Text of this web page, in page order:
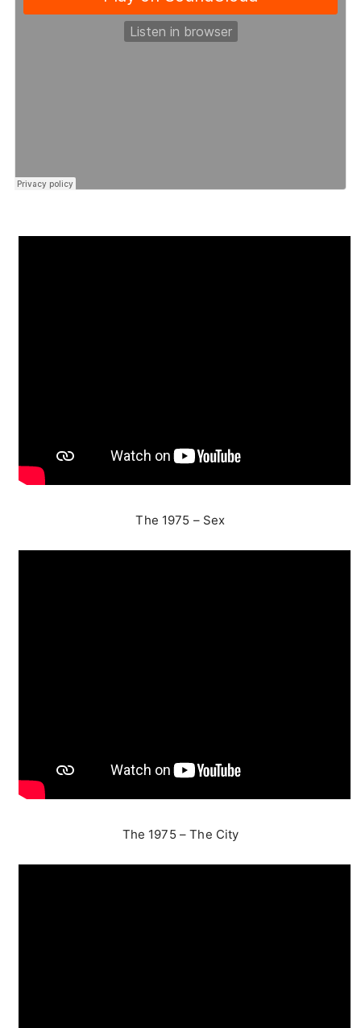
The 1975 – Sex
The 1975 – The City